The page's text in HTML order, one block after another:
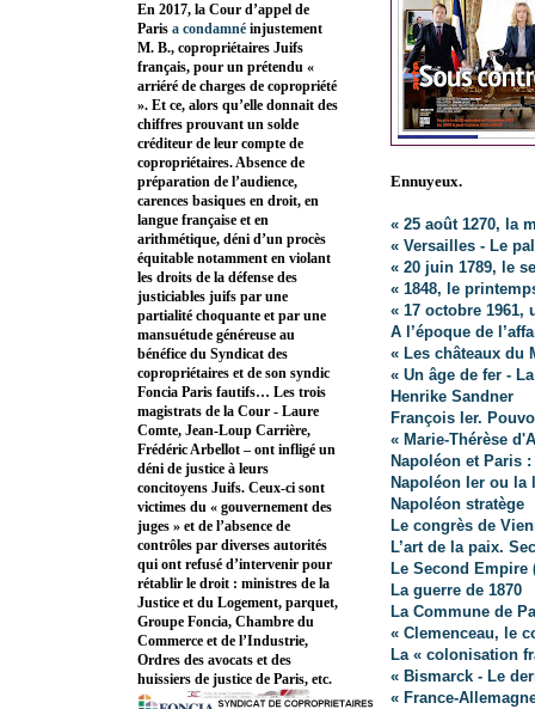
Ennuyeux.
« 25 août 1270, la
« Versailles - Le
« 20 juin 1789, le
« 1848, le
« 17 octobre 1961,
A l’époque de
« Les châteaux du
« Un âge de fer -
Henrike Sandner
François Ier.
« Marie-Thérèse
Napoléon et Paris
Napoléon Ier ou la
Napoléon stratège
Le congrès de
L’art de la paix.
Le Second Empire
La guerre de 1870
La Commune de
« Clemenceau, le
La « colonisation
« Bismarck - Le
« France-
En 2017, la Cour d’appel de
Paris a condamné injustement
M. B., copropriétaires Juifs
français, pour un prétendu «
arriéré de charges de copropriété
». Et ce, alors qu’elle donnait des
chiffres prouvant un solde
créditeur de leur compte de
copropriétaires. Absence de
préparation de l’audience,
carences basiques en droit, en
langue française et en
arithmétique, déni d’un procès
équitable notamment en violant
les droits de la défense des
justiciables juifs par une
partialité choquante et par une
mansuétude généreuse au
bénéfice du Syndicat des
copropriétaires et de son syndic
Foncia Paris fautifs… Les trois
magistrats de la Cour - Laure
Comte, Jean-Loup Carrière,
Frédéric Arbellot – ont infligé un
déni de justice à leurs
concitoyens Juifs. Ceux-ci sont
victimes du « gouvernement des
juges » et de l’absence de
contrôles par diverses autorités
qui ont refusé d’intervenir pour
rétablir le droit : ministres de la
Justice et du Logement, parquet,
Groupe Foncia, Chambre du
Commerce et de l’Industrie,
Ordres des avocats et des
huissiers de justice de Paris, etc.